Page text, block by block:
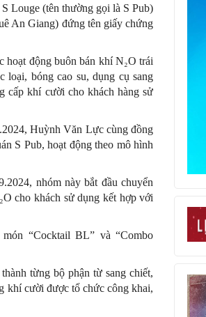
Louge (tên thường gọi là S Pub)
An Giang) đứng tên giấy chứng
hoạt động buôn bán khí N₂O trái
loại, bóng cao su, dụng cụ sang
cấp khí cười cho khách hàng sử
Huỳnh Văn Lực cùng đồng
S Pub, hoạt động theo mô hình
nhóm này bắt đầu chuyển
cho khách sử dụng kết hợp với
“Cocktail BL” và “Combo
từng bộ phận từ sang chiết,
khí cười được tổ chức công khai,